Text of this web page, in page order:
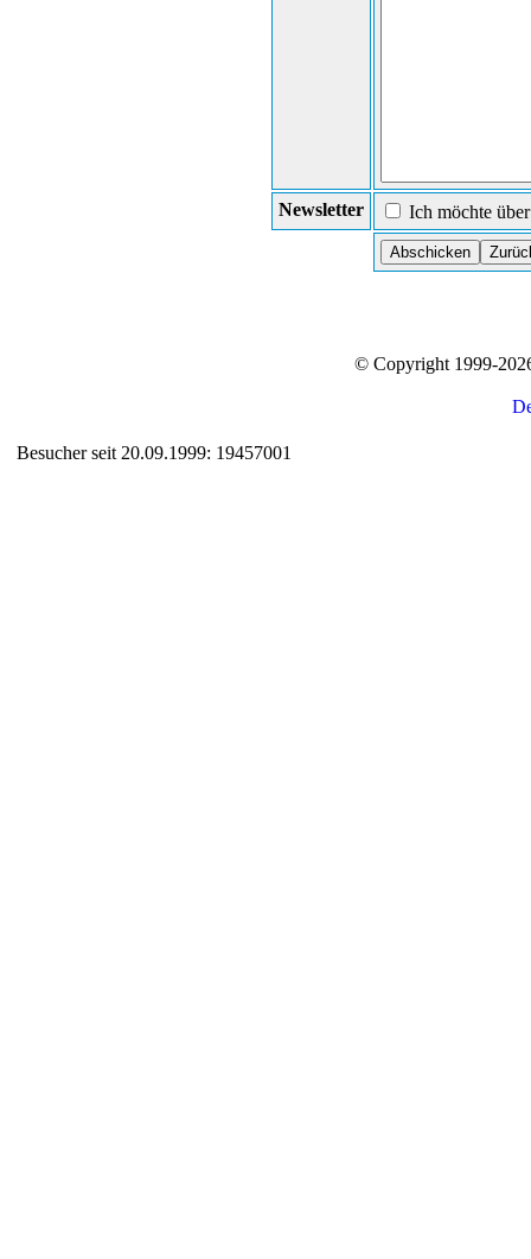
Newsletter Ich möchte
© Copyright 1999-
Besucher seit 20.09.1999: 19457001